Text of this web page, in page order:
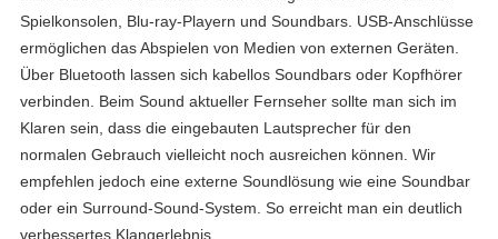
Spielkonsolen, Blu-ray-Playern und Soundbars. USB-Anschlüsse
ermöglichen das Abspielen von Medien von externen Geräten.
Über Bluetooth lassen sich kabellos Soundbars oder Kopfhörer
verbinden. Beim Sound aktueller Fernseher sollte man sich im
Klaren sein, dass die eingebauten Lautsprecher für den
normalen Gebrauch vielleicht noch ausreichen können. Wir
empfehlen jedoch eine externe Soundlösung wie eine Soundbar
oder ein Surround-Sound-System. So erreicht man ein deutlich
verbessertes Klangerlebnis.